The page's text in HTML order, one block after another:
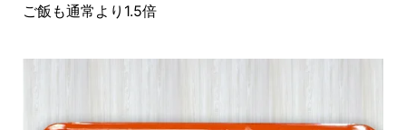
ご飯も通常より1.5倍